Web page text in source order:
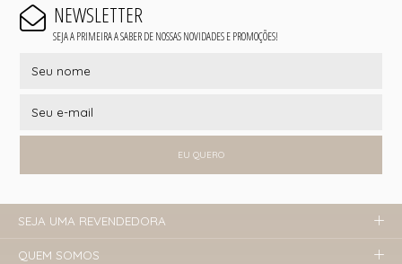
NEWSLETTER
SEJA A PRIMEIRA A SABER DE NOSSAS NOVIDADES E PROMOÇÕES!
EU QUERO
SEJA UMA REVENDEDORA
QUEM SOMOS